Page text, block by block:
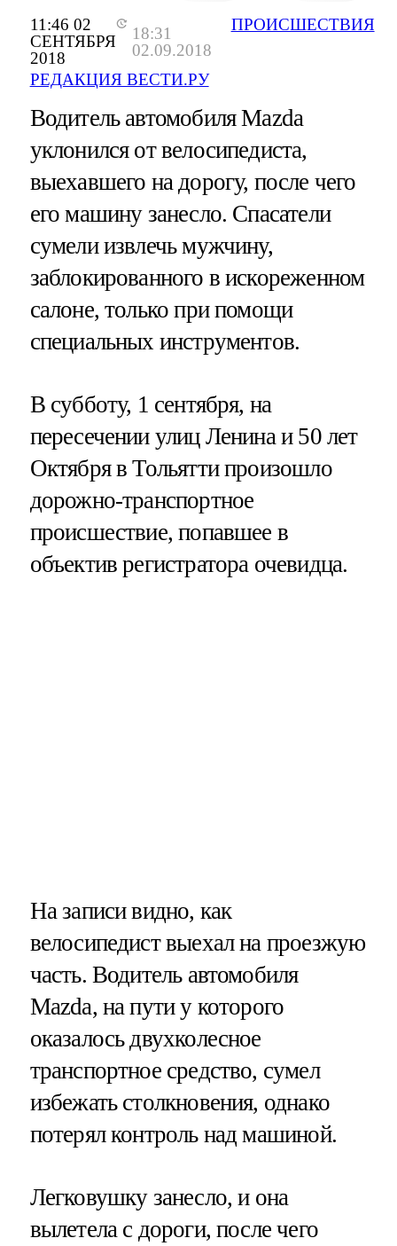
11:46 02
СЕНТЯБРЯ
2018
18:31
02.09.2018
РЕДАКЦИЯ ВЕСТИ.РУ
ПРОИСШЕСТВИЯ
Водитель автомобиля Mazda
уклонился от велосипедиста,
выехавшего на дорогу, после чего
его машину занесло. Спасатели
сумели извлечь мужчину,
заблокированного в искореженном
салоне, только при помощи
специальных инструментов.
В субботу, 1 сентября, на
пересечении улиц Ленина и 50 лет
Октября в Тольятти произошло
дорожно-транспортное
происшествие, попавшее в
объектив регистратора очевидца.
На записи видно, как
велосипедист выехал на проезжую
часть. Водитель автомобиля
Mazda, на пути у которого
оказалось двухколесное
транспортное средство, сумел
избежать столкновения, однако
потерял контроль над машиной.
Легковушку занесло, и она
вылетела с дороги, после чего